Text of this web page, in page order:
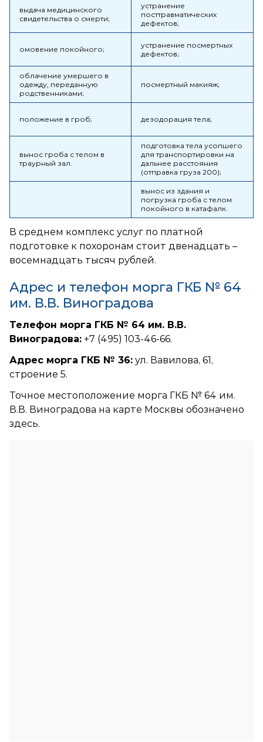
выдача медицинского
свидетельства о смерти;
устранение
посттравматических
дефектов;
омовение покойного;
устранение посмертных
дефектов;
облачение умершего в
одежду, переданную
родственниками;
посмертный макияж;
положение в гроб; дезодорация тела;
вынос гроба с телом в
траурный зал.
подготовка тела усопшего
для транспортировки на
дальнее расстояния
(отправка груза 200);
вынос из здания и
погрузка гроба с телом
покойного в катафалк.
В среднем комплекс услуг по платной
подготовке к похоронам стоит двенадцать –
восемнадцать тысяч рублей.
Адрес и телефон морга ГКБ № 64
им. В.В. Виноградова
Телефон морга ГКБ № 64 им. В.В.
Виноградова: +7 (495) 103-46-66.
Адрес морга ГКБ № 36: ул. Вавилова, 61,
строение 5.
Точное местоположение морга ГКБ № 64 им.
В.В. Виноградова на карте Москвы обозначено
здесь.